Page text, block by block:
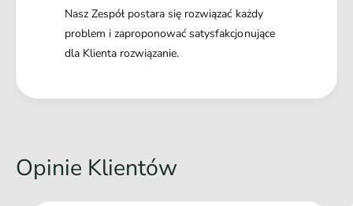
Kontakt:amiplay@amiplay.eu
Nasz Zespół postara się rozwiązać każdy
problem i zaproponować satysfakcjonujące
dla Klienta rozwiązanie.
Opinie Klientów